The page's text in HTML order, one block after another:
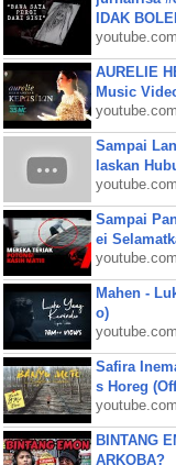
IDAK
youtube.com
AURELIE
Music
youtube.com
Sampai
laskan
youtube.com
Sampai
ei
youtube.com
Mahen -
o)
youtube.com
Safira
s Horeg
youtube.com
BINTANG
ARKOBA?